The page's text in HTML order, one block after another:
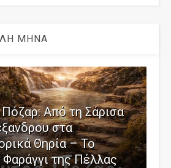
ΜΗΝΑ
Από τη Σάρισα
στα
Θηρία – Το
της Πέλλας